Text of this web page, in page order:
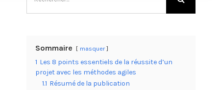
Sommaire masquer
1 Les 8 points essentiels de la réussite d’un
projet avec les méthodes agiles
1.1 Résumé de la publication